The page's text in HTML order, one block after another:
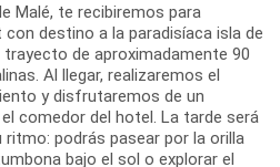
Malé, te recibiremos para
destino a la paradisíaca isla de
de aproximadamente 90
Al llegar, realizaremos el
y disfrutaremos de un
comedor del hotel. La tarde será
podrás pasear por la orilla
bajo el sol o explorar el